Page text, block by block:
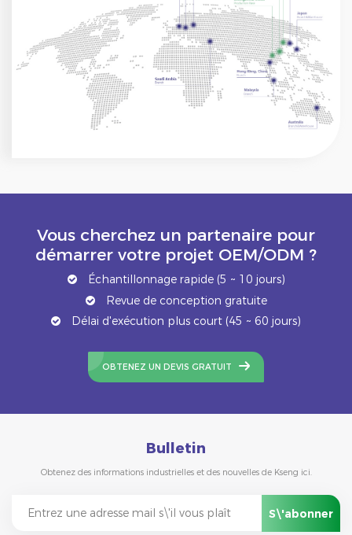
Vous cherchez un partenaire pour
démarrer votre projet OEM/ODM ?
Échantillonnage rapide (5 ~ 10 jours)
Revue de conception gratuite
Délai d'exécution plus court (45 ~ 60 jours)
OBTENEZ UN DEVIS GRATUIT
Bulletin
Obtenez des informations industrielles et des nouvelles de Kseng ici.